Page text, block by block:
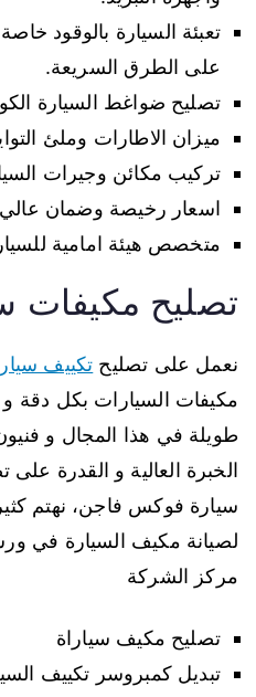
تعبئة السيارة بالوقود
على الطرق السريعة.
تصليح ضواغط السيارة
ميزان الاطارات وملئ
تركيب مكائن وجيرات
اسعار رخيصة وضمان
متخصص هيئة امامية
تصليح مكيفات
نعمل على تصليح تكييف
مكيفات السيارات بكل دقة و
طويلة في هذا المجال و
الخبرة العالية و القدرة
سيارة فوكس فاجن، نهتم
لصيانة مكيف السيارة في
مركز الشركة
تصليح مكيف سياراة
تبديل كمبروسر تكييف